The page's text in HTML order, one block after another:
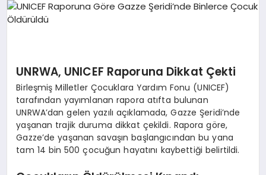
EĞITIM
UNRWA, UNICEF Raporuna Dikkat Çekti
Birleşmiş Milletler Çocuklara Yardım Fonu (UNICEF)
tarafından yayımlanan rapora atıfta bulunan
UNRWA’dan gelen yazılı açıklamada, Gazze Şeridi’nde
yaşanan trajik duruma dikkat çekildi. Rapora göre,
Gazze’de yaşanan savaşın başlangıcından bu yana
tam 14 bin 500 çocuğun hayatını kaybettiği belirtildi.